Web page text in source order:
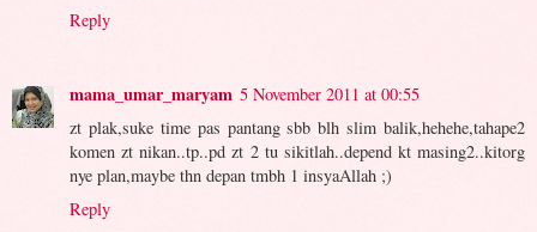
Reply
mama_umar_maryam 5 November 2011 at 00:55
zt plak,suke time pas pantang sbb blh slim balik,hehehe,tahape2
komen zt nikan..tp..pd zt 2 tu sikitlah..depend kt masing2..kitorg
nye plan,maybe thn depan tmbh 1 insyaAllah ;)
Reply